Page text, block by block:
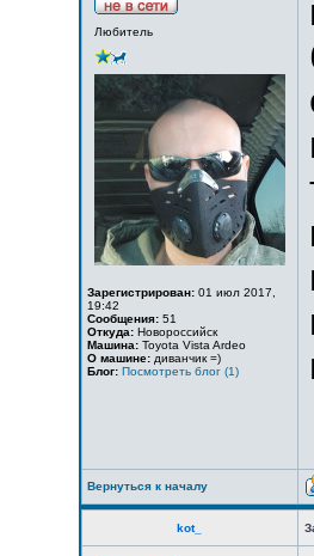
Любитель
Зарегистрирован: 01 июл 2017,
19:42
Сообщения: 51
Откуда: Новороссийск
Машина: Toyota Vista Ardeo
О машине: диванчик =)
Блог: Посмотреть блог (1)
Вернуться к началу
kot_